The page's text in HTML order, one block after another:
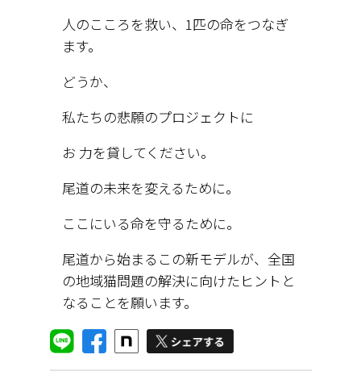
人のこころを救い、1匹の命をつなぎ
ます。
どうか、
私たちの悲願のプロジェクトに
お 力を貸してください。
尾道の未来を変えるために。
ここにいる命を守るために。
尾道から始まるこの新モデルが、全国
の地域猫問題の解決に向けたヒントと
なることを願います。